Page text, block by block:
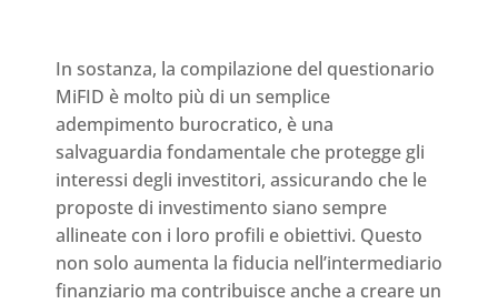
In sostanza, la compilazione del questionario
MiFID è molto più di un semplice
adempimento burocratico, è una
salvaguardia fondamentale che protegge gli
interessi degli investitori, assicurando che le
proposte di investimento siano sempre
allineate con i loro profili e obiettivi. Questo
non solo aumenta la fiducia nell’intermediario
finanziario ma contribuisce anche a creare un